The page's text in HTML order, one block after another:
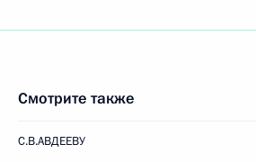
Смотрите также
С.В.АВДЕЕВУ